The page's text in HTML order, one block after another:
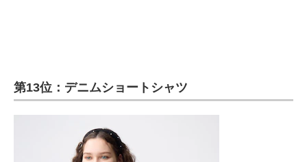
第13位：デニムショートシャツ